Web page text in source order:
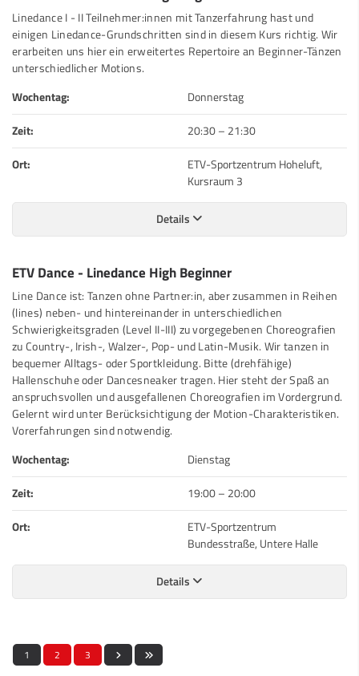
Linedance I - II Teilnehmer:innen mit Tanzerfahrung hast und
einigen Linedance-Grundschritten sind in diesem Kurs richtig. Wir
erarbeiten uns hier ein erweitertes Repertoire an Beginner-Tänzen
unterschiedlicher Motions.
Wochentag:
Donnerstag
Zeit:
20:30– 21:30
Ort:
ETV-Sportzentrum Hoheluft,
Kursraum 3
Details
ETV Dance - Linedance High Beginner
Line Dance ist: Tanzen ohne Partner:in, aber zusammen in Reihen
(lines) neben- und hintereinander in unterschiedlichen
Schwierigkeitsgraden (Level II-III) zu vorgegebenen Choreografien
zu Country-, Irish-, Walzer-, Pop- und Latin-Musik. Wir tanzen in
bequemer Alltags- oder Sportkleidung. Bitte (drehfähige)
Hallenschuhe oder Dancesneaker tragen. Hier steht der Spaß an
anspruchsvollen und ausgefallenen Choreografien im Vordergrund.
Gelernt wird unter Berücksichtigung der Motion-Charakteristiken.
Vorerfahrungen sind notwendig.
Wochentag:
Dienstag
Zeit:
19:00– 20:00
Ort:
ETV-Sportzentrum
Bundesstraße, Untere Halle
Details
1 2 3